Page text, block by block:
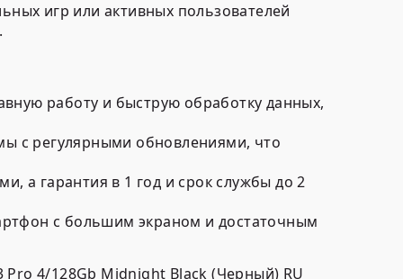
игр или активных пользователей
работу и быструю обработку данных,
с регулярными обновлениями, что
а гарантия в 1 год и срок службы до 2
с большим экраном и достаточным
4/128Gb Midnight Black (Черный) RU